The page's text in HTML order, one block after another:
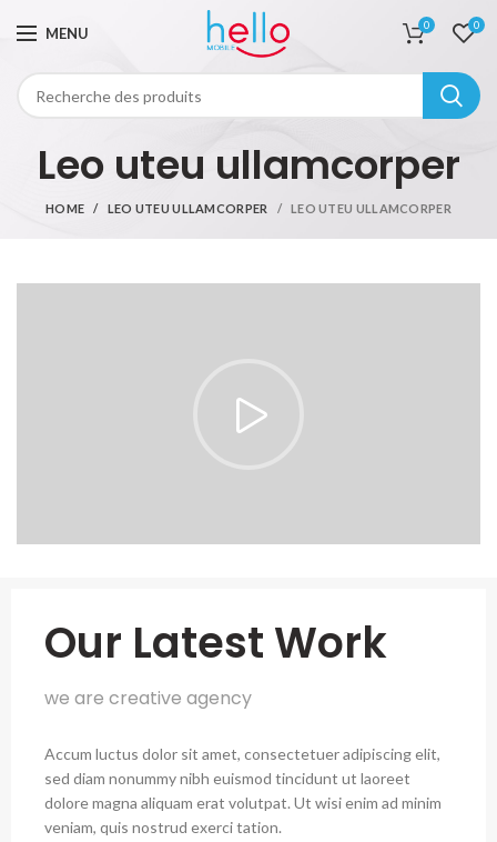
MENU 0 0
Leo uteu ullamcorper
HOME LEO UTEU ULLAMCORPER LEO UTEU ULLAMCORPER
Our Latest Work
we are creative agency
Accum luctus dolor sit amet, consectetuer adipiscing elit,
sed diam nonummy nibh euismod tincidunt ut laoreet
dolore magna aliquam erat volutpat. Ut wisi enim ad minim
veniam, quis nostrud exerci tation.